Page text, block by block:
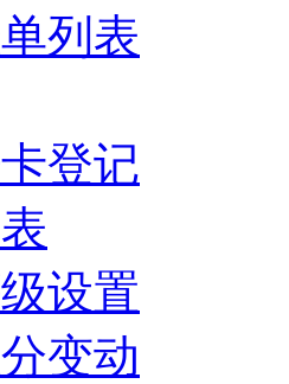
列表
登记
设置
变动